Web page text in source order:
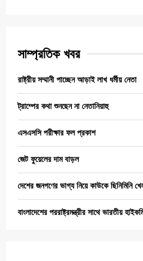
সাম্প্রতিক খবর
রাষ্ট্রীয় সম্মানী পাচ্ছেন আড়াই লাখ ধর্মীয় নেতা
ট্রাম্পের কথা শুনছেন না নেতানিয়াহু
এসএসসি পরীক্ষার ফল প্রকাশ
জেট ফুয়েলের দাম বাড়ল
দেশের জনগণের ভাগ্য নিয়ে কাউকে ছিনিমিনি
বাংলাদেশের পররাষ্ট্রমন্ত্রীর সাথে ভারতীয়